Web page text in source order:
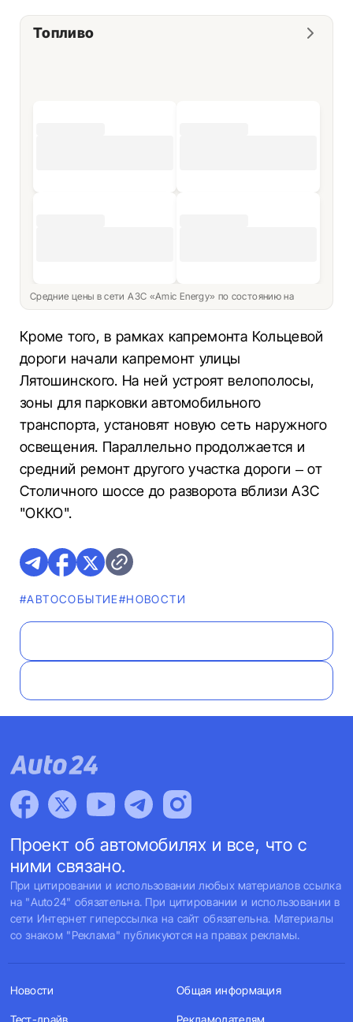
Топливо
Средние цены в сети АЗС «Amic Energy» по состоянию на
Кроме того, в рамках капремонта Кольцевой
дороги начали капремонт улицы
Лятошинского. На ней устроят велополосы,
зоны для парковки автомобильного
транспорта, установят новую сеть наружного
освещения. Параллельно продолжается и
средний ремонт другого участка дороги – от
Столичного шоссе до разворота вблизи АЗС
"ОККО".
#АВТОСОБЫТИЕ#НОВОСТИ
Проект об автомобилях и все, что с
ними связано.
При цитировании и использовании любых материалов ссылка
на "Auto24" обязательна. При цитировании и использовании в
сети Интернет гиперссылка на сайт обязательна. Материалы
со знаком "Реклама" публикуются на правах рекламы.
Новости
Тест-драйв
Общая информация
Рекламодателям